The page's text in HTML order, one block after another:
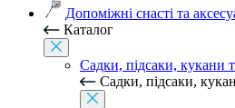
Допоміжні снасті та
Каталог
Садки, підсаки, кукани
Садки, підсаки,